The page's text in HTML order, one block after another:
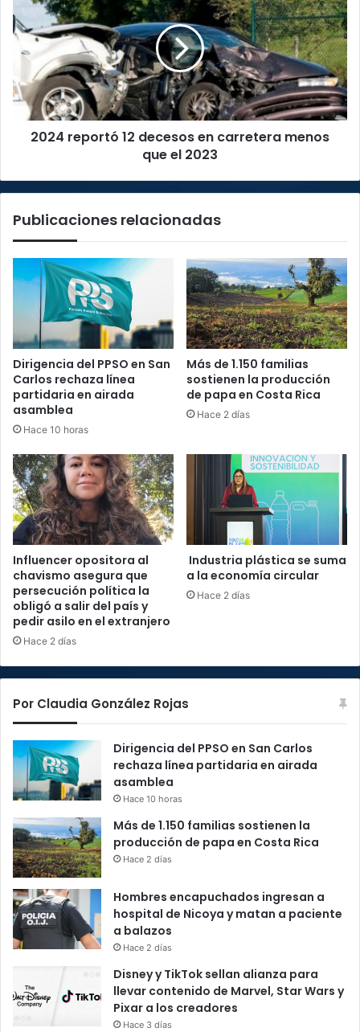
12
decesos
en
carretera
menos
que
20232024 reportó 12 decesos en carretera menos
que el 2023
Publicaciones relacionadas
Dirigencia del PPSO en San
Carlos rechaza línea
partidaria en airada
asamblea
Hace 10 horas
Más de 1.150 familias
sostienen la producción
de papa en Costa Rica
Hace 2 días
Influencer opositora al
chavismo asegura que
persecución política la
obligó a salir del país y
pedir asilo en el extranjero
Hace 2 días
Industria plástica se suma
a la economía circular
Hace 2 días
Por Claudia González Rojas
Dirigencia del PPSO en San Carlos
rechaza línea partidaria en airada
asamblea
Hace 10 horas
Más de 1.150 familias sostienen la
producción de papa en Costa Rica
Hace 2 días
Hombres encapuchados ingresan a
hospital de Nicoya y matan a paciente
a balazos
Hace 2 días
Disney y TikTok sellan alianza para
llevar contenido de Marvel, Star Wars y
Pixar a los creadores
Hace 3 días